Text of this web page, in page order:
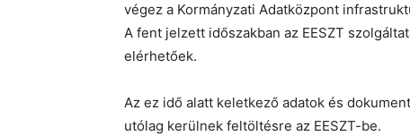
végez a Kormányzati Adatközpont
A fent jelzett időszakban az EESZT
elérhetőek.
Az ez idő alatt keletkező adatok és
utólag kerülnek feltöltésre az EESZT-be.